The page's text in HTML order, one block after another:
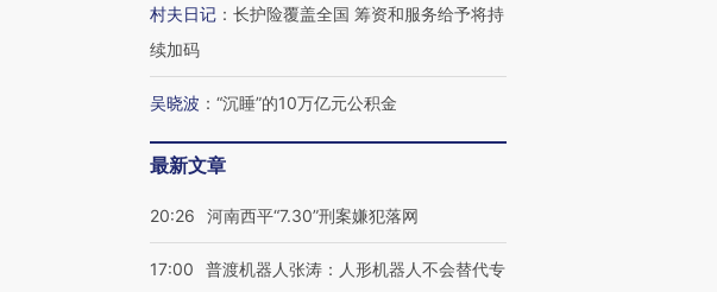
村夫日记 ： 长护险覆盖全国 筹资和服务给予将持
续加码
吴晓波 ： “沉睡”的10万亿元公积金
最新文章
20:26 河南西平“7.30”刑案嫌犯落网
17:00
普渡机器人张涛：人形机器人不会替代专